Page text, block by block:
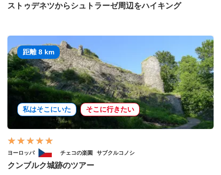
ストゥデネツからシュトラーゼ周辺をハイキング
距離 8 km
私はそこにいた そこに行きたい
ヨーロッパ チェコの楽園 サブクルコノシ
クンブルク城跡のツアー